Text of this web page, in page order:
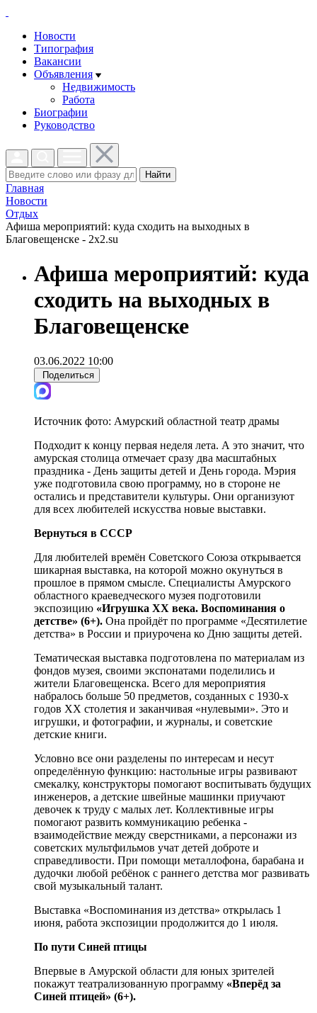
Новости
Типография
Вакансии
Объявления
Недвижимость
Работа
Биографии
Руководство
Найти
Главная
Новости
Отдых
Афиша мероприятий: куда сходить на выходных в
Благовещенске - 2x2.su
Афиша мероприятий: куда
сходить на выходных в
Благовещенске
03.06.2022 10:00
Поделиться
Источник фото: Амурский областной театр драмы
Подходит к концу первая неделя лета. А это значит, что
амурская столица отмечает сразу два масштабных
праздника - День защиты детей и День города. Мэрия
уже подготовила свою программу, но в стороне не
остались и представители культуры. Они организуют
для всех любителей искусства новые выставки.
Вернуться в СССР
Для любителей времён Советского Союза открывается
шикарная выставка, на которой можно окунуться в
прошлое в прямом смысле. Специалисты Амурского
областного краеведческого музея подготовили
экспозицию «Игрушка ХХ века. Воспоминания о
детстве» (6+). Она пройдёт по программе «Десятилетие
детства» в России и приурочена ко Дню защиты детей.
Тематическая выставка подготовлена по материалам из
фондов музея, своими экспонатами поделились и
жители Благовещенска. Всего для мероприятия
набралось больше 50 предметов, созданных с 1930-х
годов XX столетия и заканчивая «нулевыми». Это и
игрушки, и фотографии, и журналы, и советские
детские книги.
Условно все они разделены по интересам и несут
определённую функцию: настольные игры развивают
смекалку, конструкторы помогают воспитывать будущих
инженеров, а детские швейные машинки приучают
девочек к труду с малых лет. Коллективные игры
помогают развить коммуникацию ребенка -
взаимодействие между сверстниками, а персонажи из
советских мультфильмов учат детей доброте и
справедливости. При помощи металлофона, барабана и
дудочки любой ребёнок с раннего детства мог развивать
свой музыкальный талант.
Выставка «Воспоминания из детства» открылась 1
июня, работа экспозиции продолжится до 1 июля.
По пути Синей птицы
Впервые в Амурской области для юных зрителей
покажут театрализованную программу «Вперёд за
Синей птицей» (6+).